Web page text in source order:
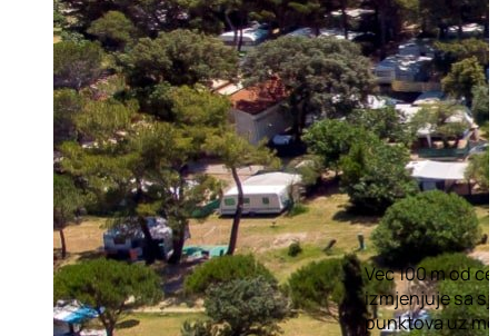
Već 100 m od
izmjenjuje sa
punktova uz